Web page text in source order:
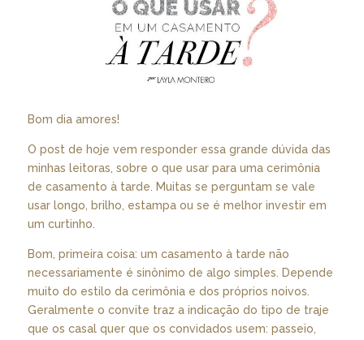
Bom dia amores!
O post de hoje vem responder essa grande dúvida das
minhas leitoras, sobre o que usar para uma cerimônia
de casamento à tarde. Muitas se perguntam se vale
usar longo, brilho, estampa ou se é melhor investir em
um curtinho.
Bom, primeira coisa: um casamento à tarde não
necessariamente é sinônimo de algo simples. Depende
muito do estilo da cerimônia e dos próprios noivos.
Geralmente o convite traz a indicação do tipo de traje
que os casal quer que os convidados usem: passeio,